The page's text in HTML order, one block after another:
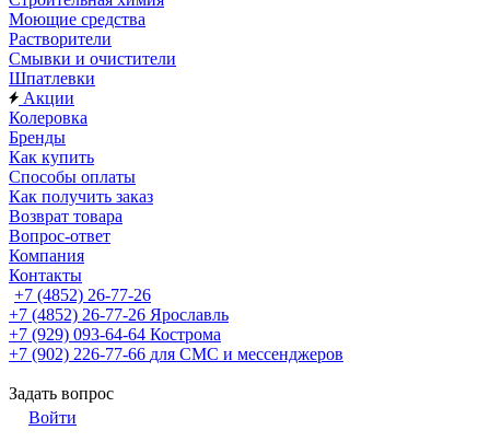
Моющие средства
Растворители
Смывки и очистители
Шпатлевки
Акции
Колеровка
Бренды
Как купить
Способы оплаты
Как получить заказ
Возврат товара
Вопрос-ответ
Компания
Контакты
+7 (4852) 26-77-26
+7 (4852) 26-77-26 Ярославль
+7 (929) 093-64-64 Кострома
+7 (902) 226-77-66 для СМС и мессенджеров
Задать вопрос
Войти